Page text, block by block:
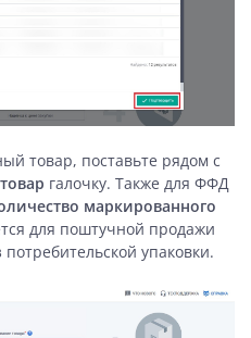
товар, поставьте рядом с
галочку. Также для ФФД
маркированного
для поштучной продажи
упаковки.